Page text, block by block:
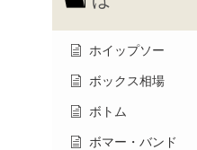
ホイップソー
ボックス相場
ボトム
ボマー・バンド